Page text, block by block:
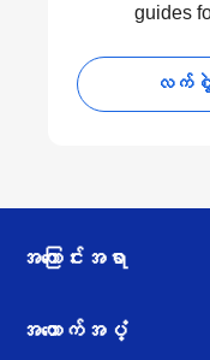
guides
လက်စွဲ
အကြောင်းအရာ
အထောက်အပံ့